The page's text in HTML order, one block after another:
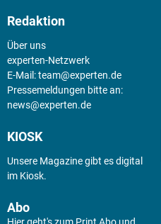
Redaktion
Über uns
experten-Netzwerk
E-Mail:team@experten.de
Pressemeldungen bitte an:
news@experten.de
KIOSK
Unsere Magazine gibt es digital
im Kiosk.
Abo
Hier geht's zum Print Abo und